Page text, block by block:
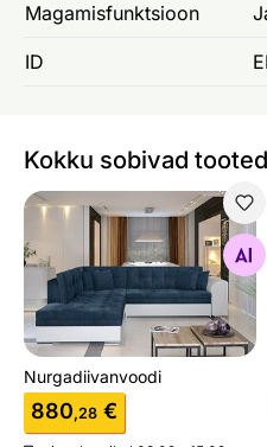
Magamisfunktsioon
ID
Kokku sobivad tooted
Nurgadiivanvoodi
Otsi sarnaseid
Nurgadiivanvoodi
880,28 €